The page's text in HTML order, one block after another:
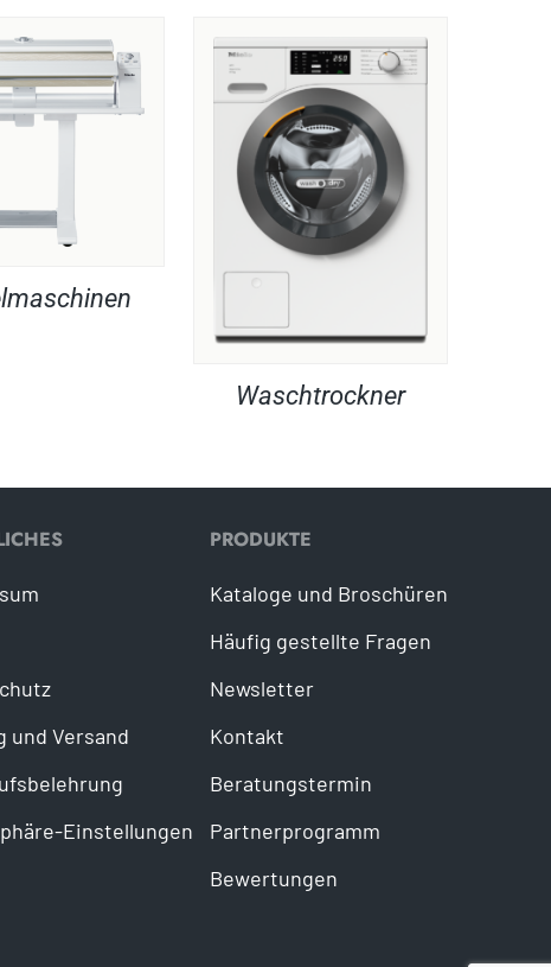
Waschtrockner
und Versand
Einstellungen
PRODUKTE
Kataloge und Broschüren
Häufig gestellte Fragen
Newsletter
Kontakt
Beratungstermin
Partnerprogramm
Bewertungen